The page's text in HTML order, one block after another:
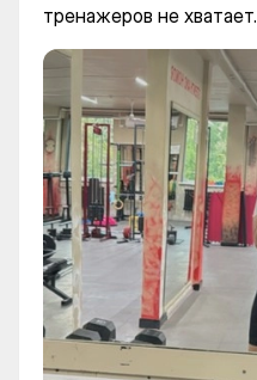
тренажеров не хватает.